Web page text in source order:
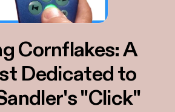
Cornflakes: A
Dedicated to
"Click"